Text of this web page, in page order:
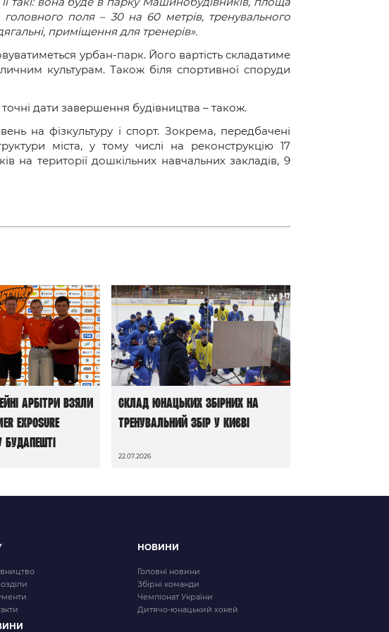
головного поля – 30 на 60 метрів, тренувального
приміщення для тренерів».
урбан-парк. Його вартість складатиме
культурам. Також біля спортивної споруди
дати завершення будівництва – також.
на фізкультуру і спорт. Зокрема, передбачені
міста, у тому числі на реконструкцію 17
на території дошкільних навчальних закладів, 9
арбітри взяли
Exposure
Будапешті
Склад юнацьких збірних на
тренувальний збір у Києві
22.07.2026
НОВИНИ
Головні новини
Збірні команди
Чемпіонат України
Дитячо-юнацький хокей